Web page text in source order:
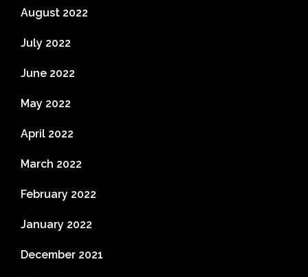
August 2022
July 2022
June 2022
May 2022
April 2022
March 2022
February 2022
January 2022
December 2021